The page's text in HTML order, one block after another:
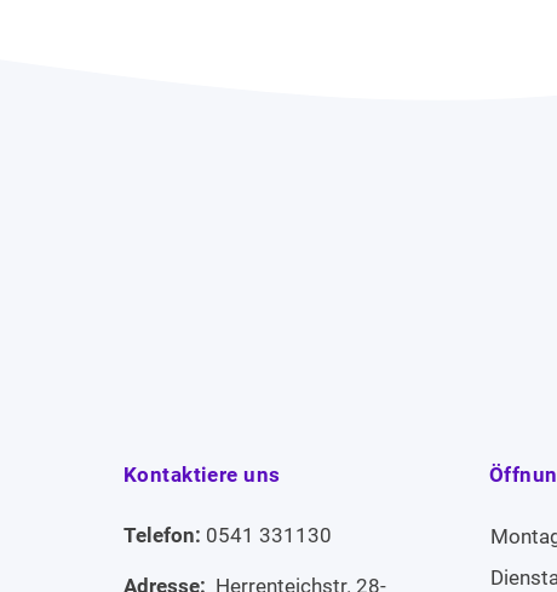
Kontaktiere uns
Telefon: 0541 331130
Adresse: Herrenteichstr. 28-